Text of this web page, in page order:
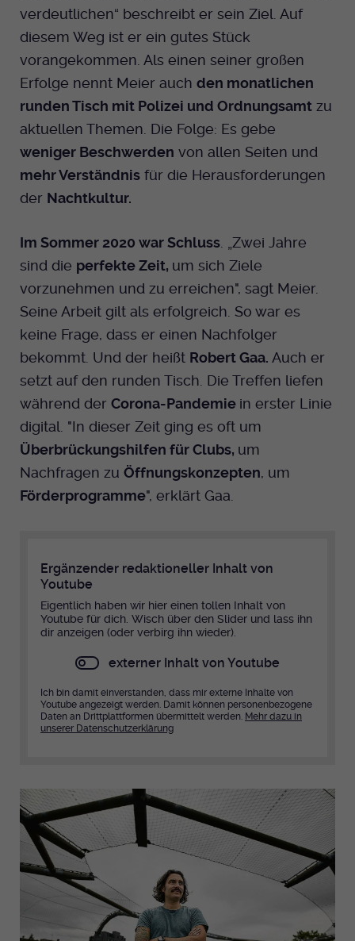
verdeutlichen“ beschreibt er sein Ziel. Auf
diesem Weg ist er ein gutes Stück
vorangekommen. Als einen seiner großen
Erfolge nennt Meier auch den monatlichen
runden Tisch mit Polizei und Ordnungsamt zu
aktuellen Themen. Die Folge: Es gebe
weniger Beschwerden von allen Seiten und
mehr Verständnis für die Herausforderungen
der Nachtkultur.
Im Sommer 2020 war Schluss . „Zwei Jahre
sind die perfekte Zeit, um sich Ziele
vorzunehmen und zu erreichen", sagt Meier.
Seine Arbeit gilt als erfolgreich. So war es
keine Frage, dass er einen Nachfolger
bekommt. Und der heißt Robert Gaa. Auch er
setzt auf den runden Tisch. Die Treffen liefen
während der Corona-Pandemie in erster Linie
digital. "In dieser Zeit ging es oft um
Überbrückungshilfen für Clubs, um
Nachfragen zu Öffnungskonzepten, um
Förderprogramme", erklärt Gaa.
Ergänzender redaktioneller Inhalt von
Youtube
Eigentlich haben wir hier einen tollen Inhalt von
Youtube für dich. Wisch über den Slider und lass ihn
dir anzeigen (oder verbirg ihn wieder).
externer Inhalt von Youtube
Ich bin damit einverstanden, dass mir externe Inhalte von
Youtube angezeigt werden. Damit können personenbezogene
Daten an Drittplattformen übermittelt werden. Mehr dazu in
unserer Datenschutzerklärung